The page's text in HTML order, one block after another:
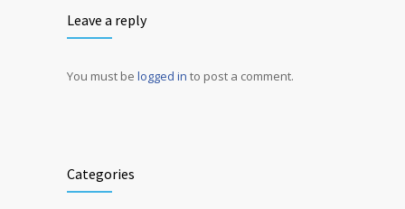
Leave a reply
You must be logged in to post a comment.
Categories